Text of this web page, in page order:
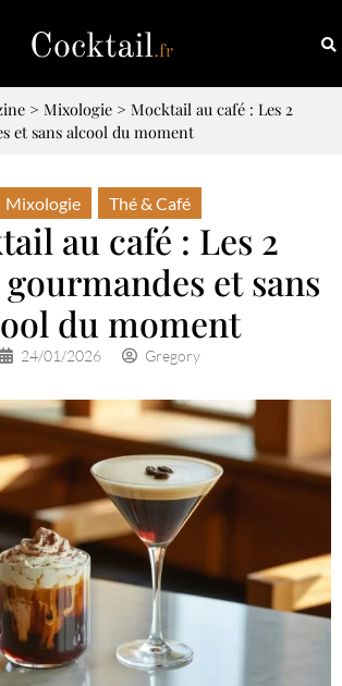
> Mixologie > Mocktail au café : Les 2
et sans alcool du moment
Mixologie Thé & Café
au café : Les 2
et sans
du moment
24/01/2026 Gregory